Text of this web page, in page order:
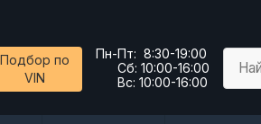
Подбор по
VIN
Пн-Пт: 8:30-19:00
Сб: 10:00-16:00
Вс: 10:00-16:00